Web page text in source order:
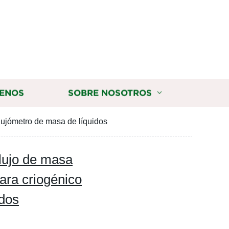
SOBRE NOSOTROS
de masa de líquidos
de masa
criogénico